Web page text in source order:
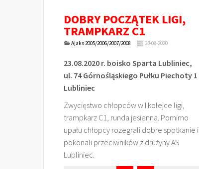
DOBRY POCZĄTEK LIGI,
TRAMPKARZ C1
Ajaks 2005/2006/2007/2008 23-08-2020
23.08.2020 r. boisko Sparta Lubliniec,
ul. 74 Górnośląskiego Pułku Piechoty 1
Lubliniec
Zwycięstwo chłopców w I kolejce ligi,
trampkarz C1, runda jesienna. Pomimo
upału chłopcy rozegrali dobre spotkanie i
pokonali przeciwników z drużyny AS
Lubliniec.